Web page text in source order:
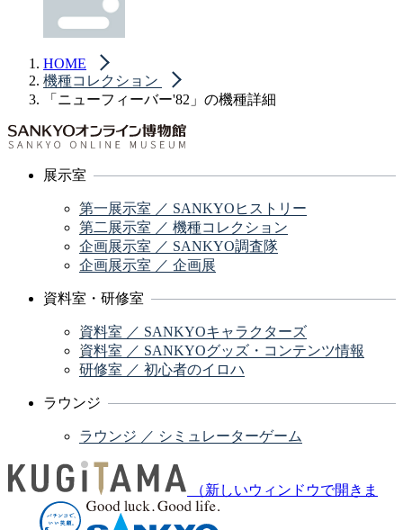
HOME
機種コレクション
「ニューフィーバー'82」の機種詳細
展示室
第一展示室 ／ SANKYOヒストリー
第二展示室 ／ 機種コレクション
企画展示室 ／ SANKYO調査隊
企画展示室 ／ 企画展
資料室・研修室
資料室 ／ SANKYOキャラクターズ
資料室 ／ SANKYOグッズ・コンテンツ情報
研修室 ／ 初心者のイロハ
ラウンジ
ラウンジ ／ シミュレーターゲーム
（新しいウィンドウで開きま